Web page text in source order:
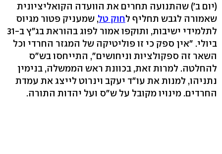
(יום ב') שהתנועה תחרים את הוועדה הקואליציונית
שאמורה לגבש תחליף לחוק טל, שמעניק פטור מגיוס
לתלמידי ישיבות, ותוקפו אמור לפוג בהוראת בג"ץ ב-31
ביולי. "אין ספק כי זו פוליטיקה של המגזר החרדי וכל
השאר זה ספקולציות וניחושים", התייחסו בש"ס
להחלטה. למרות זאת, בכוונת ראש הממשלה, בנימין
נתניהו, למנות את עו"ד יעקב וינרוט לייצג את עמדת
החרדים. מינויו מקובל על ש"ס ועל יהדות התורה.